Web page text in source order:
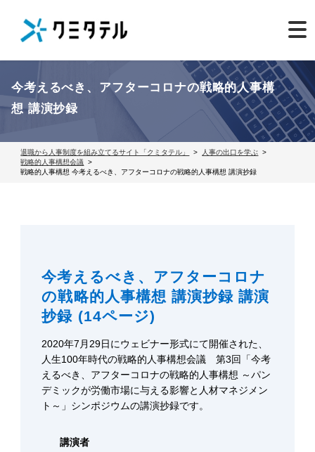
今考えるべき、アフターコロナの戦略的人事構
想 講演抄録
退職から人事制度を組み立てるサイト「クミタテル」
人事の出口を学ぶ
戦略的人事構想会議
戦略的人事構想 今考えるべき、アフターコロナの戦略的人事構想 講演抄録
今考えるべき、アフターコロナ
の戦略的人事構想 講演抄録 講演
抄録 (14ページ)
2020年7月29日にウェビナー形式にて開催された、
人生100年時代の戦略的人事構想会議 第3回「今考
えるべき、アフターコロナの戦略的人事構想 ～パン
デミックが労働市場に与える影響と人材マネジメン
ト～」シンポジウムの講演抄録です。
講演者